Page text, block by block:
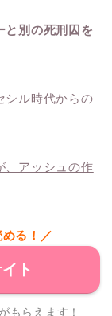
と別の死刑囚を
シル時代からの
、アッシュの作
る！／
ト
もらえます！